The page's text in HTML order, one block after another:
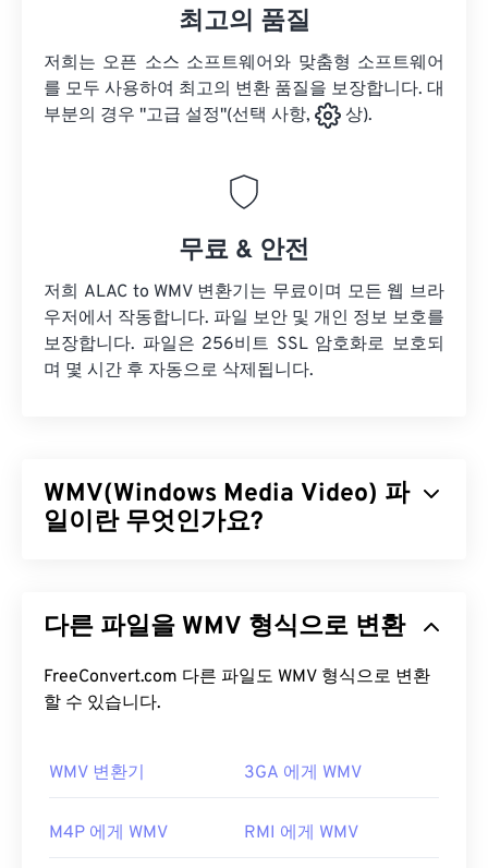
최고의 품질
저희는 오픈 소스 소프트웨어와 맞춤형 소프트웨어
를 모두 사용하여 최고의 변환 품질을 보장합니다. 대
부분의 경우 "고급 설정"(선택 사항,
상).
무료 & 안전
저희 ALAC to WMV 변환기는 무료이며 모든 웹 브라
우저에서 작동합니다. 파일 보안 및 개인 정보 보호를
보장합니다. 파일은 256비트 SSL 암호화로 보호되
며 몇 시간 후 자동으로 삭제됩니다.
WMV(Windows Media Video) 파
일이란 무엇인가요?
축하여 비디오 화질을 유지하면서 관리하기 쉬운 파
라는 디지털 컨테이너 형식은 WMV 파일을 캡슐화하
는 경우가 많습니다.
WMV 파일을 어떻게 여나요?
열고 읽을 수 있습니다. WMV 파일을 여는 데 가장 좋
다른 파일을 WMV 형식으로 변환
FreeConvert.com 다른 파일도 WMV 형식으로 변환
할 수 있습니다.
WMV 변환기 3GA 에게 WMV
M4P 에게 WMV RMI 에게 WMV